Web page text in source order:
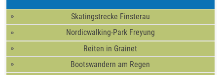
Skatingstrecke Finsterau
Nordicwalking-Park Freyung
Reiten in Grainet
Bootswandern am Regen